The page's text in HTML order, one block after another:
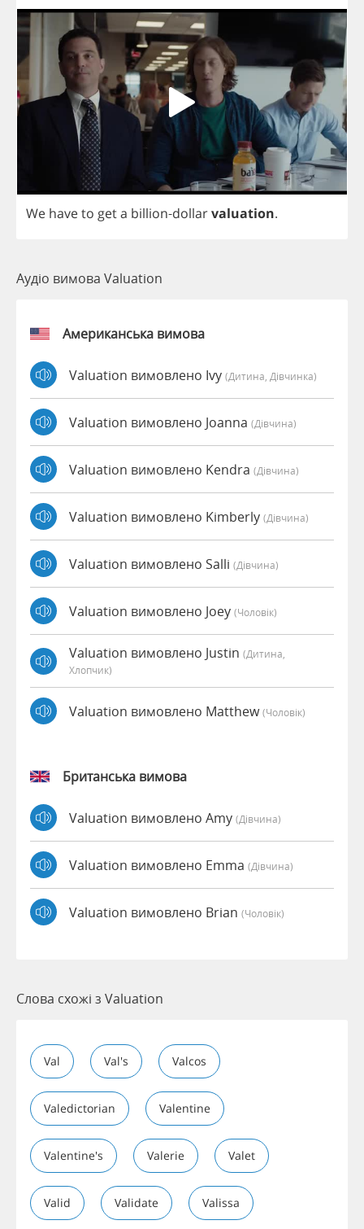
We haveto geta billion-dollarvaluation.
Аудіо вимова Valuation
Американська вимова
Valuation вимовлено Ivy (дитина, Дівчинка)
Valuation вимовлено Joanna (дівчина)
Valuation вимовлено Kendra (дівчина)
Valuation вимовлено Kimberly (дівчина)
Valuation вимовлено Salli (дівчина)
Valuation вимовлено Joey (чоловік)
Valuation вимовлено Justin (дитина,
Хлопчик)
Valuation вимовлено Matthew(чоловік)
Британська вимова
Valuation вимовлено Amy (дівчина)
Valuation вимовлено Emma (дівчина)
Valuation вимовлено Brian (чоловік)
Слова схожі з Valuation
Val Val's Valcos
Valedictorian Valentine
Valentine's Valerie Valet
Valid Validate Valissa